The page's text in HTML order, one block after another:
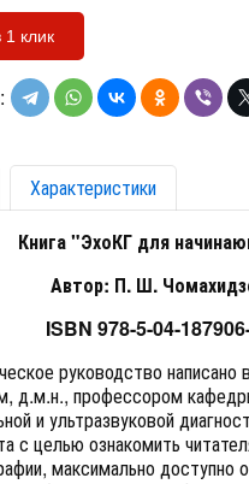
1 клик
Характеристики
Книга "ЭхоКГ для
Автор: П. Ш.
ISBN 978-5-04-
руководство написано
д.м.н., профессором
и ультразвуковой
с целью ознакомить
максимально доступно